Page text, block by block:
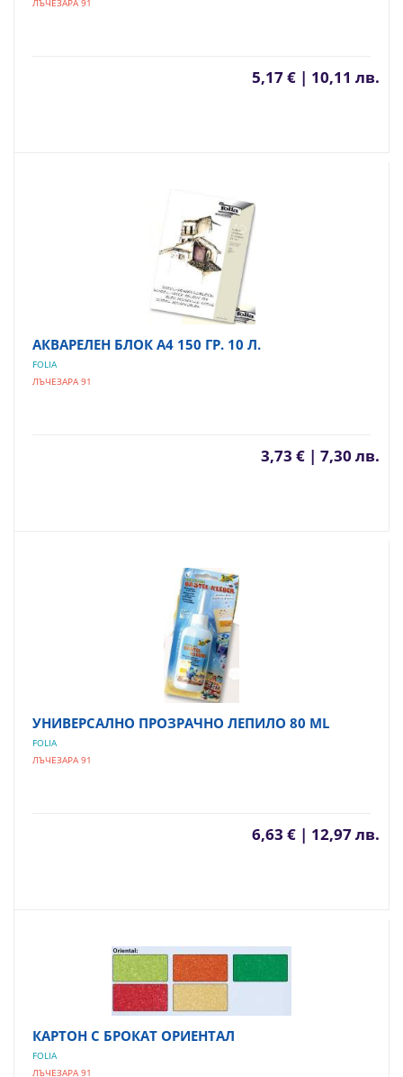
ЛЪЧЕЗАРА 91
5,17 € | 10,11 лв.
АКВАРЕЛЕН БЛОК А4 150 ГР. 10 Л.
FOLIA
ЛЪЧЕЗАРА 91
3,73 € | 7,30 лв.
УНИВЕРСАЛНО ПРОЗРАЧНО ЛЕПИЛО 80 ML
FOLIA
ЛЪЧЕЗАРА 91
6,63 € | 12,97 лв.
КАРТОН С БРОКАТ ОРИЕНТАЛ
FOLIA
ЛЪЧЕЗАРА 91